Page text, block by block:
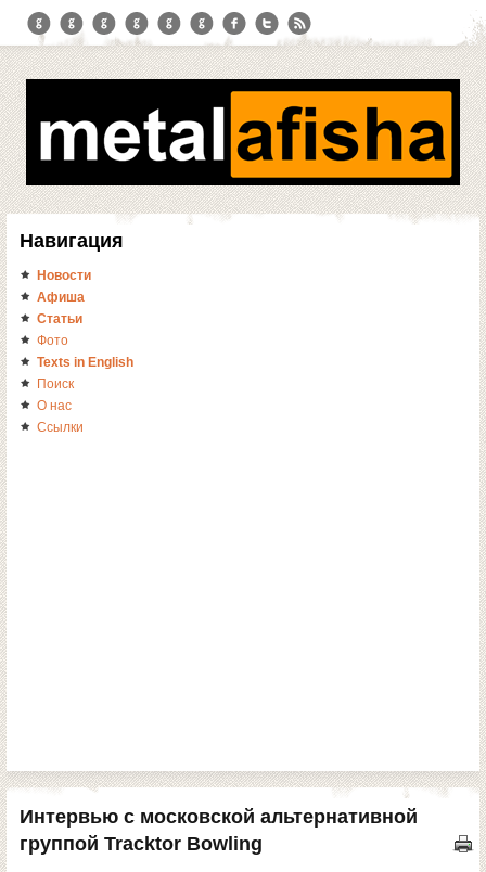
Навигация
Новости
Афиша
Статьи
Фото
Texts in English
Поиск
О нас
Ссылки
Интервью с московской альтернативной
группой Tracktor Bowling